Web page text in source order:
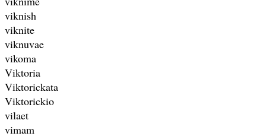
viknish
viknite
viknuvae
vikoma
Viktoria
Viktorickata
Viktorickio
vilaet
vimam